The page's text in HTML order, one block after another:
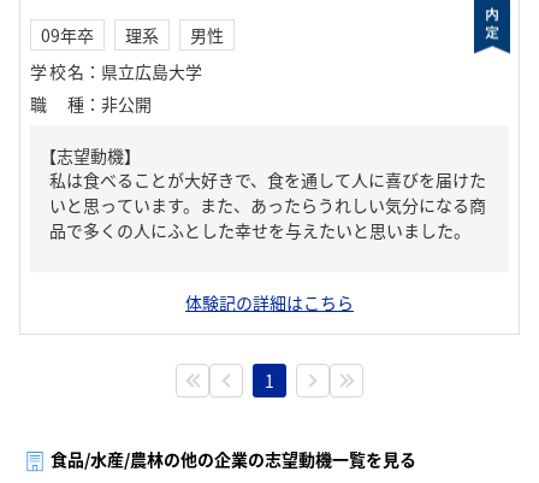
09年卒 理系
男性
学校名 ： 県立広島大学
職種 ： 非公開
【志望動機】
私は食べることが大好きで、食を通して人に喜びを届けた
いと思っています。また、あったらうれしい気分になる商
品で多くの人にふとした幸せを与えたいと思いました。
体験記の詳細はこちら
1
食品/水産/農林の他の企業の志望動機一覧を見る